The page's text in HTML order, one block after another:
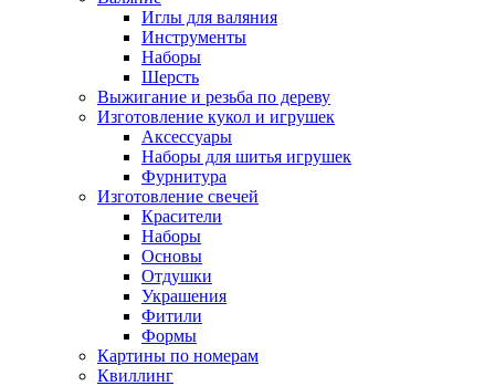
Иглы для валяния
Инструменты
Наборы
Шерсть
Выжигание и резьба по дереву
Изготовление кукол и игрушек
Аксессуары
Наборы для шитья игрушек
Фурнитура
Изготовление свечей
Красители
Наборы
Основы
Отдушки
Украшения
Фитили
Формы
Картины по номерам
Квиллинг